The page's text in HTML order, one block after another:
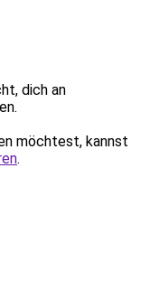
dich an
möchtest, kannst
.